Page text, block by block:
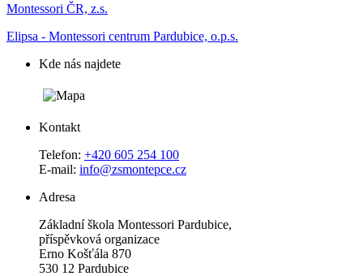
Montessori ČR, z.s.
Elipsa - Montessori centrum Pardubice, o.p.s.
Kde nás najdete
Kontakt
Telefon: +420 605 254 100
E-mail: info@zsmontepce.cz
Adresa
Základní škola Montessori Pardubice,
příspěvková organizace
Erno Košťála 870
530 12 Pardubice